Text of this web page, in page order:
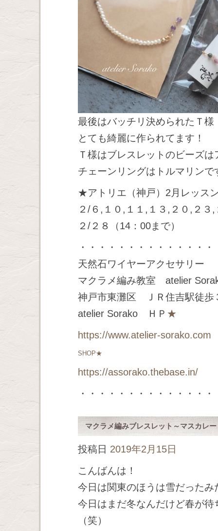
最後はバッチリ決められたＴ様
とても綺麗に作られてます！
Ｔ様はブレスレットのビーズ
チェーンリングはトルマリンで
★アトリエ（神戸）2月レッス
２/６,１０,１１,１３,２０,２３
２/２８（14：00まで）
・・・・・・・・・・・・・・
天然石ワイヤーアクセサリー
マクラメ編み教室 atelier
神戸市東灘区 ＪＲ住吉駅徒歩
atelier Sorako ＨＰ ★
https://www.atelier-sorako.com
SHOP★
https://assorako.thebase.in/
・・・・・・・・・・・・・・
マクラメ編みブレスレット～マスカレ
投稿日 2019年2月15日
こんばんは！
今日は関東のほうは雪だったみ
今日はまだ冬なんだけど春が
（笑）